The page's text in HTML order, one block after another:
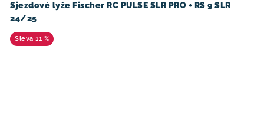
Sjezdové lyže Fischer RC PULSE SLR PRO + RS 9 SLR
24/25
11 %